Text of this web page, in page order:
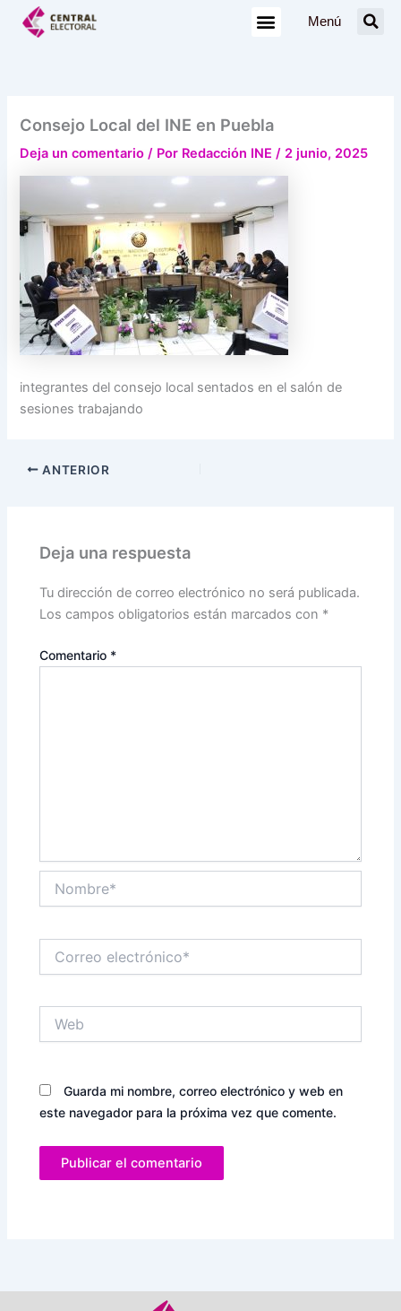
Menú
Consejo Local del INE en Puebla
Deja un comentario / Por Redacción INE/ 2 junio, 2025
integrantes del consejo local sentados en el salón de
sesiones trabajando
ANTERIOR
Deja una respuesta
Tu dirección de correo electrónico no será publicada.
Los campos obligatorios están marcados con *
Comentario *
electrónico*
Guarda mi nombre, correo electrónico y web en
este navegador para la próxima vez que comente.